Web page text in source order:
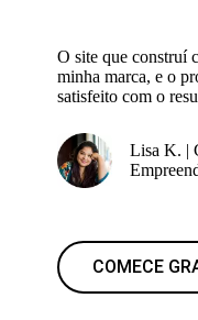
O site que construí
minha marca, e o
satisfeito com o
Lisa K. |
COMECE